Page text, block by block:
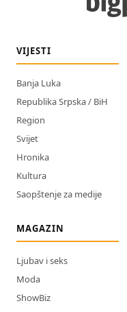
VIJESTI
Banja Luka
Republika Srpska / BiH
Region
Svijet
Hronika
Kultura
Saopštenje za medije
MAGAZIN
Ljubav i seks
Moda
ShowBiz